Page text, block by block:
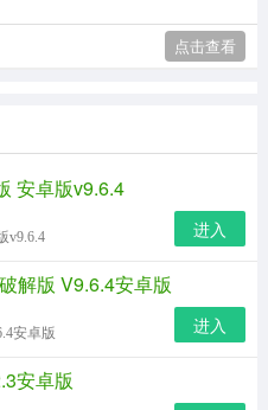
点击查看
安卓版v9.6.4
v9.6.4 进入
解版 V9.6.4安卓版
安卓版 进入
安卓版